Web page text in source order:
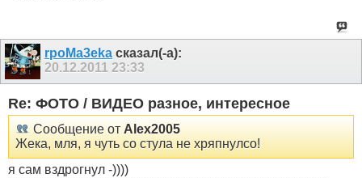
rpoMa3eka сказал(-а):
20.12.2011 23:33
Re: ФОТО / ВИДЕО разное, интересное
Сообщение от Alex2005
Жека, мля, я чуть со стула не хряпнулсо!
я сам вздрогнул -))))